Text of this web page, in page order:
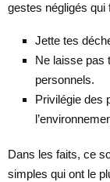
gestes négligés qui
Jette tes
Ne laisse pas
personnels.
Privilégie des
Dans les faits, ce
simples qui ont le